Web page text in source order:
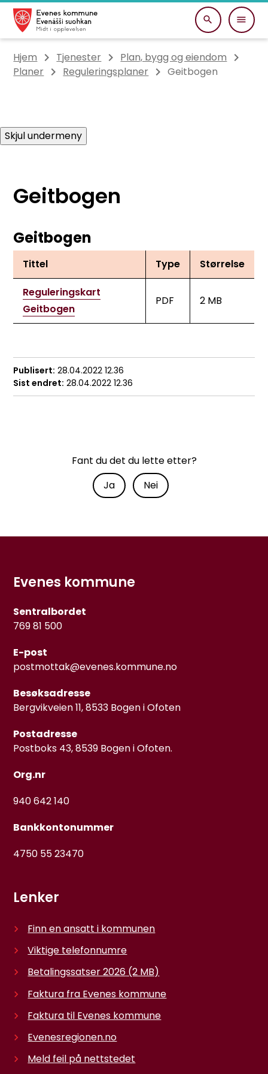
Evenes kommune
Du er her:
Hjem Tjenester
Plan, bygg og eiendom
Planer
Reguleringsplaner Geitbogen
Skjul undermeny
Geitbogen
Geitbogen
Tittel Type Størrelse
Reguleringskart
Geitbogen
PDF 2 MB
Publisert 28.04.2022 12.36
Sist endret 28.04.2022 12.36
Fant du det du lette etter?
Ja
Nei
Evenes kommune
Sentralbordet
769 81 500
E-post
postmottak@evenes.kommune.no
Besøksadresse
Bergvikveien 11, 8533 Bogen i Ofoten
Postadresse
Postboks 43, 8539 Bogen i Ofoten.
Org.nr
940 642 140
Bankkontonummer
4750 55 23470
Lenker
Finn en ansatt i kommunen
Viktige telefonnumre
Betalingssatser 2026 (2 MB)
Faktura fra Evenes kommune
Faktura til Evenes kommune
Evenesregionen.no
Meld feil på nettstedet